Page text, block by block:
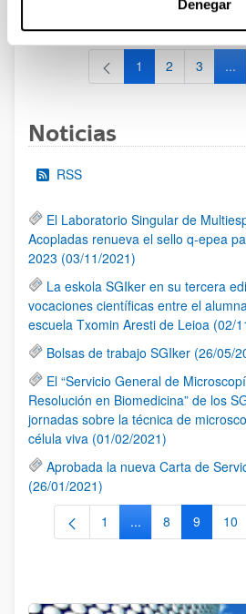
Denegar
al 30/07/2026 (ambos incluídos)
Página
1 Página
2 Página
3 ...
Noticias
RSS
El Laboratorio Singular de
Acopladas renueva el sello q-epea
2023 (03/11/2021)
La eskola SGIker en su tercera
vocaciones científicas entre el
escuela Txomin Aresti de Leioa (02/
Bolsas de trabajo SGIker (26/05/
El “Servicio General de
Resolución en Biomedicina” de los
jornadas sobre la técnica de
célula viva (01/02/2021)
Aprobada la nueva Carta de
(26/01/2021)
Página
1 ...PáginasPágina
8 Página
9 10